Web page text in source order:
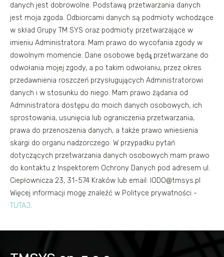
danych jest dobrowolne. Podstawą przetwarzania danych
jest moja zgoda. Odbiorcami danych są podmioty wchodzące
w skład Grupy TM SYS oraz podmioty przetwarzające w
imieniu Administratora. Mam prawo do wycofania zgody w
dowolnym momencie. Dane osobowe będą̨ przetwarzane do
odwołania mojej zgody, a po takim odwołaniu, przez okres
przedawnienia roszczeń przysługujących Administratorowi
danych i w stosunku do niego. Mam prawo żądania od
Administratora dostępu do moich danych osobowych, ich
sprostowania, usunięcia lub ograniczenia przetwarzania,
prawa do przenoszenia danych, a także prawo wniesienia
skargi do organu nadzorczego. W przypadku pytań
dotyczących przetwarzania danych osobowych mam prawo
do kontaktu z Inspektorem Ochrony Danych pod adresem ul.
Ciepłownicza 23, 31-574 Kraków lub email: IODO@tmsys.pl
Więcej informacji mogę znaleźć w Polityce prywatności -
TUTAJ.